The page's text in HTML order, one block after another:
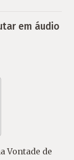
em áudio
Vontade de